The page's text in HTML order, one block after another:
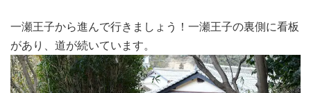
一瀬王子から進んで行きましょう！一瀬王子の裏側に看板
があり、道が続いています。